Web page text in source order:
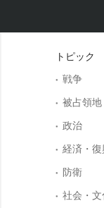
トピック
戦争
被占領地
政治
経済・復
防衛
社会・文